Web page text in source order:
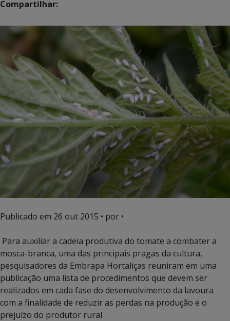
Compartilhar:
Publicado em 26 out 2015 • por •
Para auxiliar a cadeia produtiva do tomate a combater a
mosca-branca, uma das principais pragas da cultura,
pesquisadores da Embrapa Hortaliças reuniram em uma
publicação uma lista de procedimentos que devem ser
realizados em cada fase do desenvolvimento da lavoura
com a finalidade de reduzir as perdas na produção e o
prejuízo do produtor rural.